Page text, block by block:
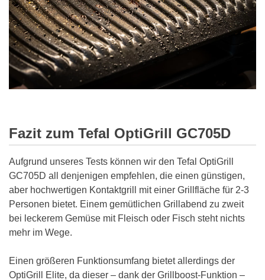
Fazit zum Tefal OptiGrill GC705D
Aufgrund unseres Tests können wir den Tefal OptiGrill
GC705D all denjenigen empfehlen, die einen günstigen,
aber hochwertigen Kontaktgrill mit einer Grillfläche für 2-3
Personen bietet. Einem gemütlichen Grillabend zu zweit
bei leckerem Gemüse mit Fleisch oder Fisch steht nichts
mehr im Wege.
Einen größeren Funktionsumfang bietet allerdings der
OptiGrill Elite, da dieser – dank der Grillboost-Funktion –